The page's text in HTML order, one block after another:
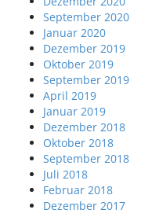
September 2020
Januar 2020
Dezember 2019
Oktober 2019
September 2019
April 2019
Januar 2019
Dezember 2018
Oktober 2018
September 2018
Juli 2018
Februar 2018
Dezember 2017